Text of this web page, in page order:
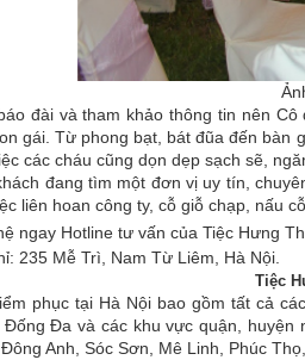
đài và tham khảo thông tin nên
gái. Từ phong bạt, bát đũa đến bàn
các cháu cũng dọn dẹp sạch sẽ,
đang tìm một đơn vị uy tín,
liên hoan công ty, cỗ giỗ chạp, nấu
ngay Hotline tư vấn của Tiệc Hưng
235 Mễ Trì, Nam Từ Liêm, Hà Nội.
Tiệc
phục tại Hà Nội bao gồm tất cả
Đa và các khu vực quận, huyện
Anh, Sóc Sơn, Mê Linh, Phúc